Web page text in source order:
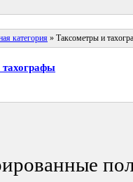
категория » Таксометры и